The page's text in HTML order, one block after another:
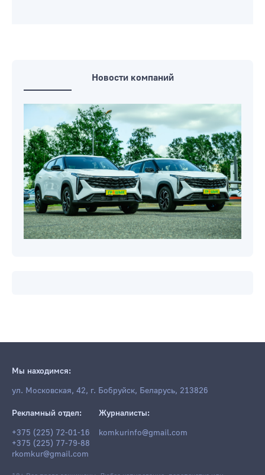
Новости компаний
Мы находимся:
ул. Московская, 42, г. Бобруйск, Беларусь, 213826
Рекламный отдел:
+375 (225) 72-01-16
+375 (225) 77-79-88
rkomkur@gmail.com
Журналисты:
komkurinfo@gmail.com